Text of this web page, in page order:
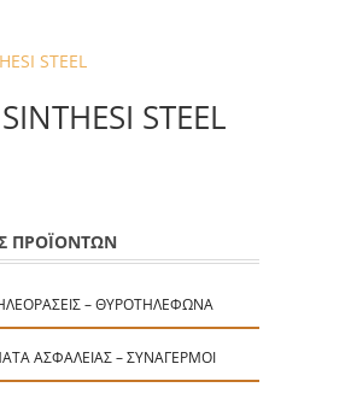
STEEL
ΠΡΟΪΟΝΤΩΝ
– ΘΥΡΟΤΗΛΈΦΩΝΑ
ΑΣΦΑΛΕΊΑΣ – ΣΥΝΑΓΕΡΜΟΊ